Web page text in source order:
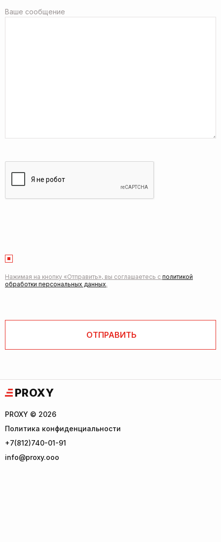
Ваше сообщение
Нажимая на кнопку «Отправить», вы соглашаетесь с политикой
обработки персональных данных.
PROXY
PROXY © 2026
Политика конфиденциальности
+7(812)740-01-91
info@proxy.ooo